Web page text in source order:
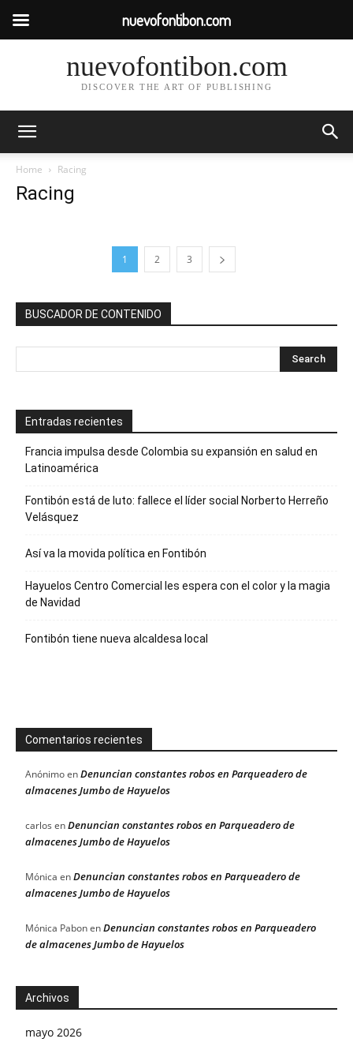
nuevofontibon.com
DISCOVER THE ART OF PUBLISHING
Home Racing
Racing
1 2 3
BUSCADOR DE CONTENIDO
Entradas recientes
Francia impulsa desde Colombia su expansión en salud en
Latinoamérica
Fontibón está de luto: fallece el líder social Norberto Herreño
Velásquez
Así va la movida política en Fontibón
Hayuelos Centro Comercial les espera con el color y la magia
de Navidad
Fontibón tiene nueva alcaldesa local
Comentarios recientes
AnónimoenDenuncian constantes robos en Parqueadero de
almacenes Jumbo de Hayuelos
carlos enDenuncian constantes robos en Parqueadero de
almacenes Jumbo de Hayuelos
Mónica enDenuncian constantes robos en Parqueadero de
almacenes Jumbo de Hayuelos
Mónica PabonenDenuncian constantes robos en Parqueadero
de almacenes Jumbo de Hayuelos
Archivos
mayo 2026
nuevofontibon.com